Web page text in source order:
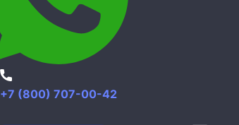
+7 (800) 707-00-42